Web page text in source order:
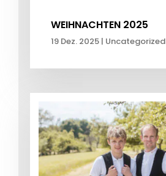
WEIHNACHTEN 2025
19 Dez. 2025 | Uncategorized